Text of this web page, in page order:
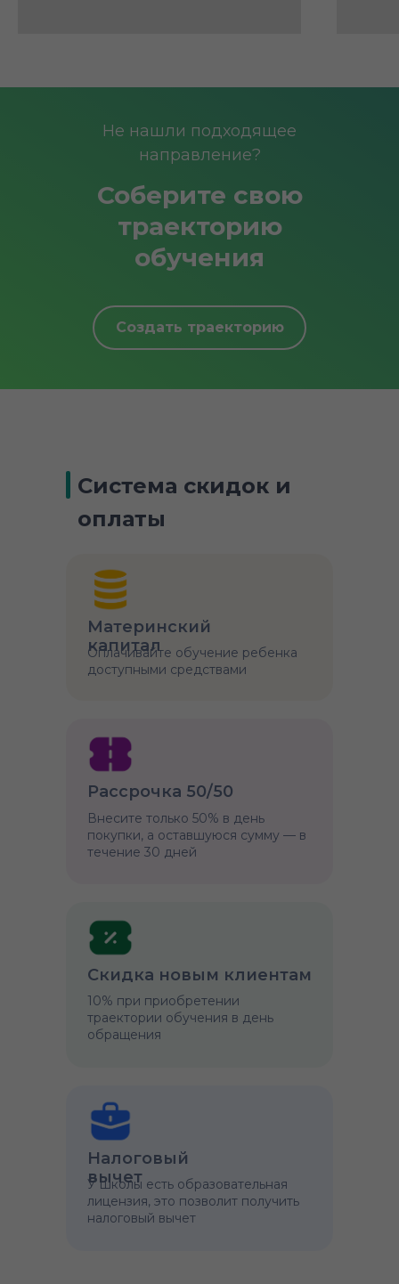
Не нашли подходящее
направление?
Соберите свою
траекторию
обучения
Создать траекторию
Система скидок и
оплаты
10% при приобретении
траектории обучения в день
обращения
Скидка новым клиентам
Оплачивайте обучение ребенка
доступными средствами
Материнский
капитал
Внесите только 50% в день
покупки, а оставшуюся сумму — в
течение 30 дней
Рассрочка 50/50
У школы есть образовательная
лицензия, это позволит получить
налоговый вычет
Налоговый
вычет